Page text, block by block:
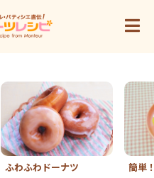
ふわふわドーナツ
簡単